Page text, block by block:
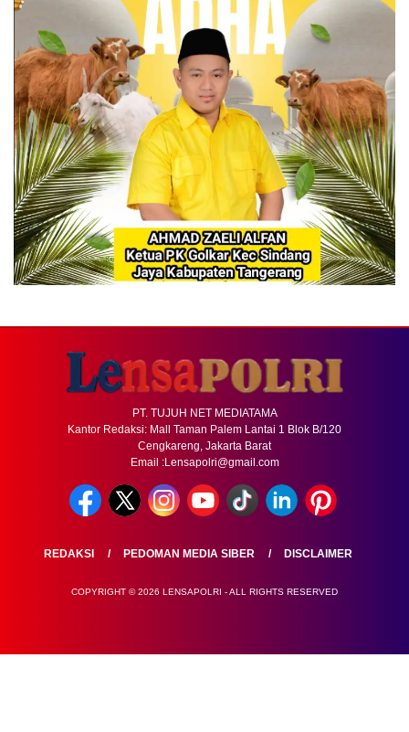
PT. TUJUH NET MEDIATAMA
Kantor Redaksi: Mall Taman Palem Lantai 1 Blok B/120
Cengkareng, Jakarta Barat
Email :Lensapolri@gmail.com
REDAKSI PEDOMAN MEDIA SIBER DISCLAIMER
COPYRIGHT © 2026 LENSAPOLRI - ALL RIGHTS RESERVED